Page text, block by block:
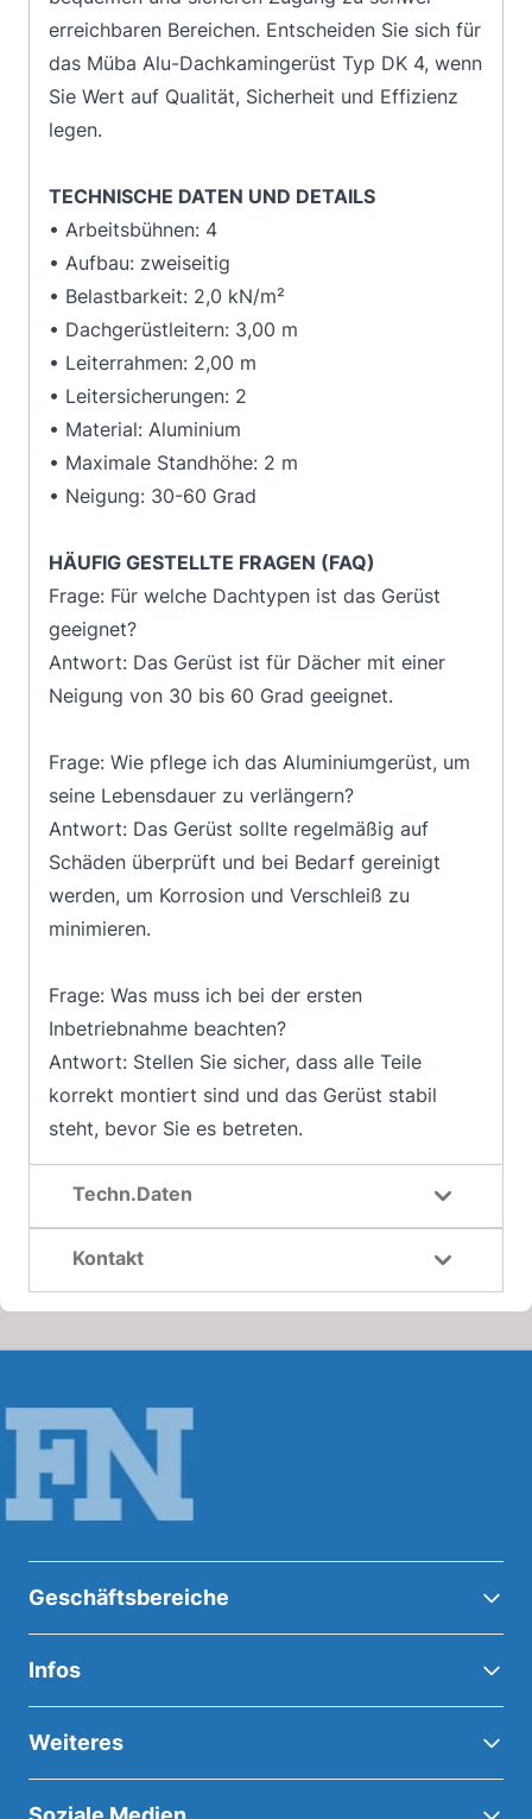
erreichbaren Bereichen. Entscheiden Sie sich für
das Müba Alu-Dachkamingerüst Typ DK 4, wenn
Sie Wert auf Qualität, Sicherheit und Effizienz
legen.
TECHNISCHE DATEN UND DETAILS
• Arbeitsbühnen: 4
• Aufbau: zweiseitig
• Belastbarkeit: 2,0 kN/m²
• Dachgerüstleitern: 3,00 m
• Leiterrahmen: 2,00 m
• Leitersicherungen: 2
• Material: Aluminium
• Maximale Standhöhe: 2 m
• Neigung: 30-60 Grad
HÄUFIG GESTELLTE FRAGEN (FAQ)
Frage: Für welche Dachtypen ist das Gerüst
geeignet?
Antwort: Das Gerüst ist für Dächer mit einer
Neigung von 30 bis 60 Grad geeignet.
Frage: Wie pflege ich das Aluminiumgerüst, um
seine Lebensdauer zu verlängern?
Antwort: Das Gerüst sollte regelmäßig auf
Schäden überprüft und bei Bedarf gereinigt
werden, um Korrosion und Verschleiß zu
minimieren.
Frage: Was muss ich bei der ersten
Inbetriebnahme beachten?
Antwort: Stellen Sie sicher, dass alle Teile
korrekt montiert sind und das Gerüst stabil
steht, bevor Sie es betreten.
Techn.Daten
Kontakt
Geschäftsbereiche
Infos
Weiteres